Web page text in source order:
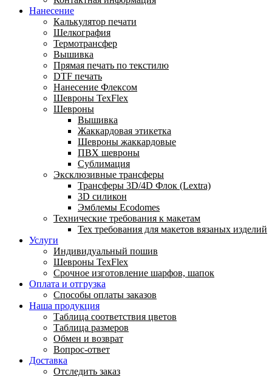
Нанесение
Калькулятор печати
Шелкография
Термотрансфер
Вышивка
Прямая печать по текстилю
DTF печать
Нанесение Флексом
Шевроны TexFlex
Шевроны
Вышивка
Жаккардовая этикетка
Шевроны жаккардовые
ПВХ шевроны
Сублимация
Эксклюзивные трансферы
Трансферы 3D/4D Флок (Lextra)
3D силикон
Эмблемы Ecodomes
Технические требования к макетам
Тех требования для макетов вязаных изделий
Услуги
Индивидуальный пошив
Шевроны TexFlex
Срочное изготовление шарфов, шапок
Оплата и отгрузка
Способы оплаты заказов
Наша продукция
Таблица соответствия цветов
Таблица размеров
Обмен и возврат
Вопрос-ответ
Доставка
Отследить заказ